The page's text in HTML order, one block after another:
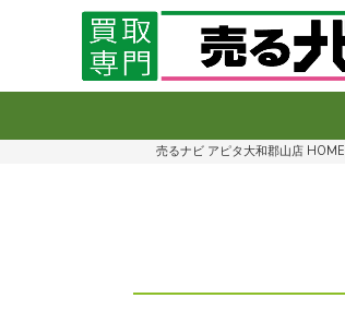
売るナビ アピタ大和郡山店 HOME